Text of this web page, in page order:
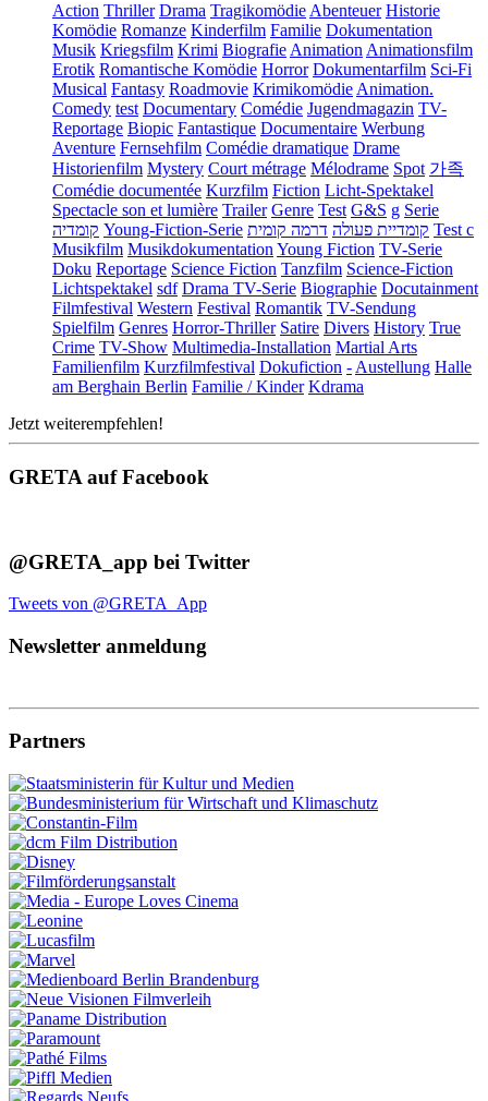
Action Thriller Drama TragikomödieAbenteuer Historie
Komödie Romanze Kinderfilm Familie Dokumentation
Musik Kriegsfilm Krimi BiografieAnimationAnimationsfilm
Erotik Romantische Komödie Horror Dokumentarfilm Sci-Fi
Musical Fantasy Roadmovie KrimikomödieAnimation.
Comedy test Documentary Comédie Jugendmagazin TV-
Reportage Biopic Fantastique Documentaire Werbung
Aventure Fernsehfilm Comédie dramatique Drame
Historienfilm Mystery Court métrage Mélodrame Spot 가족
Comédie documentée Kurzfilm Fiction Licht-Spektakel
Spectacle son et lumière Trailer Genre Test G&S g Serie
קומדיה Young-Fiction-Serie קומדיית פעולה דרמה קומית
Test c
Musikfilm MusikdokumentationYoung Fiction TV-Serie
Doku Reportage Science Fiction Tanzfilm Science-Fiction
Lichtspektakel sdf Drama TV-Serie Biographie Docutainment
Filmfestival Western Festival Romantik TV-Sendung
Spielfilm Genres Horror-Thriller Satire Divers History True
Crime TV-Show Multimedia-Installation Martial Arts
Familienfilm Kurzfilmfestival Dokufiction -Austellung Halle
am Berghain Berlin Familie / Kinder Kdrama
Jetzt weiterempfehlen!
GRETA auf Facebook
@GRETA_app bei Twitter
Tweets von @GRETA_App
Newsletter anmeldung
Partners